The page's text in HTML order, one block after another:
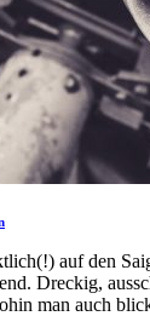
auf den
Dreckig,
man auch